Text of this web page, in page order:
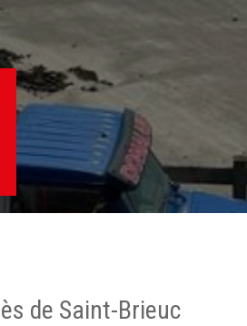
de Saint-Brieuc